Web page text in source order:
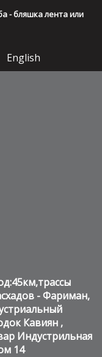
- бляшка лента или
English
- Фариман,
Кавиян ,
Индустрильная
14